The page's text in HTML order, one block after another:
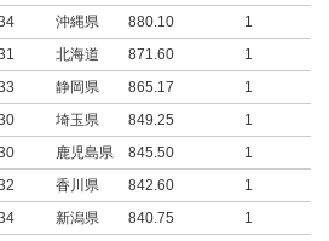
沖縄県 880.10
1
北海道 871.60
1
静岡県 865.17
1
埼玉県 849.25
1
鹿児島県 845.50
1
香川県 842.60
1
新潟県 840.75
1